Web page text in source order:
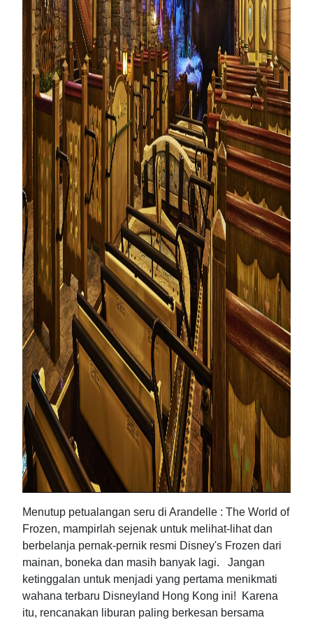
Menutup petualangan seru di Arandelle : The World of
Frozen, mampirlah sejenak untuk melihat-lihat dan
berbelanja pernak-pernik resmi Disney's Frozen dari
mainan, boneka dan masih banyak lagi. Jangan
ketinggalan untuk menjadi yang pertama menikmati
wahana terbaru Disneyland Hong Kong ini! Karena
itu, rencanakan liburan paling berkesan bersama